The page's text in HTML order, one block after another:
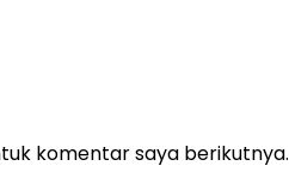
komentar saya berikutnya.